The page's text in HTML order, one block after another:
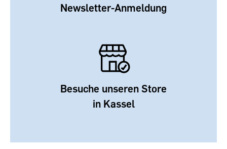
Newsletter-Anmeldung
Besuche unseren Store
in Kassel